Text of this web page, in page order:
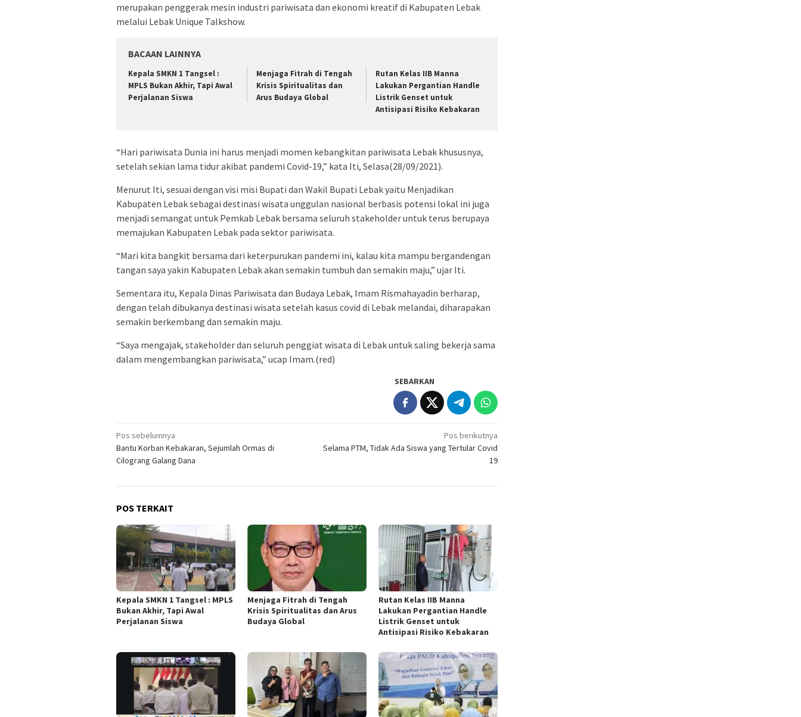
merupakan penggerak mesin industri pariwisata dan ekonomi kreatif di Kabupaten Lebak
melalui Lebak Unique Talkshow.
BACAAN LAINNYA
Kepala SMKN 1 Tangsel :
MPLS Bukan Akhir, Tapi Awal
Perjalanan Siswa
Menjaga Fitrah di Tengah
Krisis Spiritualitas dan
Arus Budaya Global
Rutan Kelas IIB Manna
Lakukan Pergantian Handle
Listrik Genset untuk
Antisipasi Risiko Kebakaran
“Hari pariwisata Dunia ini harus menjadi momen kebangkitan pariwisata Lebak khususnya,
setelah sekian lama tidur akibat pandemi Covid-19,” kata Iti, Selasa(28/09/2021).
Menurut Iti, sesuai dengan visi misi Bupati dan Wakil Bupati Lebak yaitu Menjadikan
Kabupaten Lebak sebagai destinasi wisata unggulan nasional berbasis potensi lokal ini juga
menjadi semangat untuk Pemkab Lebak bersama seluruh stakeholder untuk terus berupaya
memajukan Kabupaten Lebak pada sektor pariwisata.
“Mari kita bangkit bersama dari keterpurukan pandemi ini, kalau kita mampu bergandengan
tangan saya yakin Kabupaten Lebak akan semakin tumbuh dan semakin maju,” ujar Iti.
Sementara itu, Kepala Dinas Pariwisata dan Budaya Lebak, Imam Rismahayadin berharap,
dengan telah dibukanya destinasi wisata setelah kasus covid di Lebak melandai, diharapakan
semakin berkembang dan semakin maju.
“Saya mengajak, stakeholder dan seluruh penggiat wisata di Lebak untuk saling bekerja sama
dalam mengembangkan pariwisata,” ucap Imam.(red)
SEBARKAN
Navigasi
pos
Pos sebelumnya
Bantu Korban Kebakaran, Sejumlah Ormas di
Cilograng Galang Dana
Pos berikutnya
Selama PTM, Tidak Ada Siswa yang Tertular Covid
19
POS TERKAIT
Kepala SMKN 1 Tangsel : MPLS
Bukan Akhir, Tapi Awal
Perjalanan Siswa
Menjaga Fitrah di Tengah
Krisis Spiritualitas dan Arus
Budaya Global
Rutan Kelas IIB Manna
Lakukan Pergantian Handle
Listrik Genset untuk
Antisipasi Risiko Kebakaran